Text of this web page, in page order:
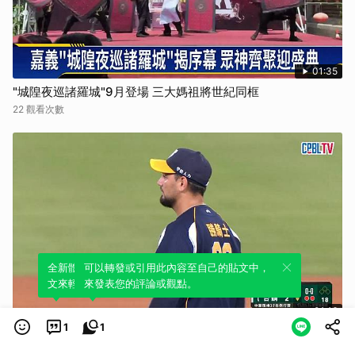
01:35
"城隍夜巡諸羅城"9月登場 三大媽祖將世紀同框
22 觀看次數
01:16
賽後 今日由先發投手勝騎士主投7局奪5K的精采表現獲得本場
1
全新體驗！一鍵引用此內容，透過發布貼
文來輕鬆表達個人立場。
1
可以轉發或引用此內容至自己的貼文中，
來發表您的評論或觀點。